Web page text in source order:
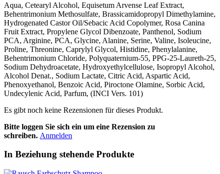
Aqua, Cetearyl Alcohol, Equisetum Arvense Leaf Extract,
Behentrimonium Methosulfate, Brassicamidopropyl Dimethylamine,
Hydrogenated Castor Oil/Sebacic Acid Copolymer, Rosa Canina
Fruit Extract, Propylene Glycol Dibenzoate, Panthenol, Sodium
PCA, Arginine, PCA, Glycine, Alanine, Serine, Valine, Isoleucine,
Proline, Threonine, Caprylyl Glycol, Histidine, Phenylalanine,
Behentrimonium Chloride, Polyquaternium-55, PPG-25-Laureth-25,
Sodium Dehydroacetate, Hydroxyethylcellulose, Isopropyl Alcohol,
Alcohol Denat., Sodium Lactate, Citric Acid, Aspartic Acid,
Phenoxyethanol, Benzoic Acid, Piroctone Olamine, Sorbic Acid,
Undecylenic Acid, Parfum, (INCI Vers. 101)
Es gibt noch keine Rezensionen für dieses Produkt.
Bitte loggen Sie sich ein um eine Rezension zu
schreiben. Anmelden
In Beziehung stehende Produkte